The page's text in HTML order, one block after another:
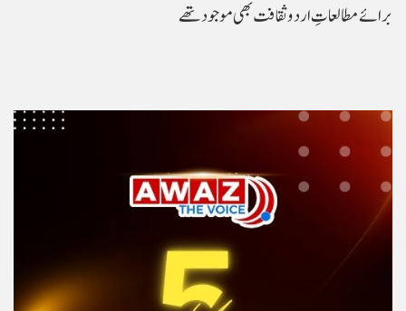
برائے مطالعاتِ اردو ثقافت بھی موجود تھے